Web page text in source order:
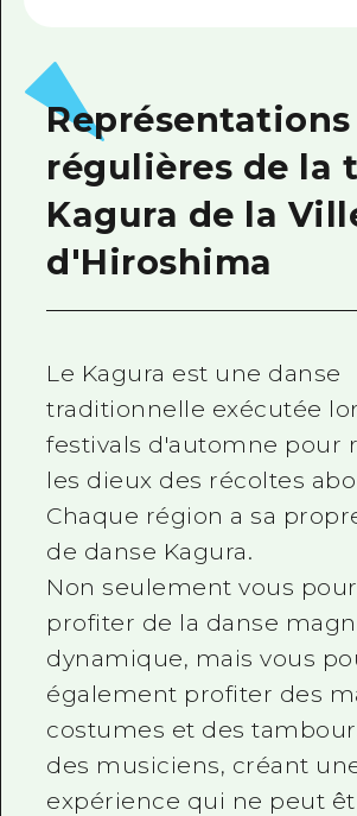
Représentations
régulières de la
Kagura de la
d'Hiroshima
Le Kagura est une danse
traditionnelle exécutée
festivals d'automne pour
les dieux des récoltes
Chaque région a sa
de danse Kagura.
Non seulement vous
profiter de la danse
dynamique, mais vous
également profiter des
costumes et des
des musiciens, créant
expérience qui ne peut